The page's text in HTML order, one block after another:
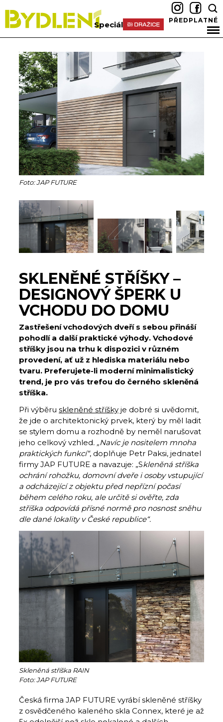
Speciál PŘEDPLATNÉ
Foto: JAP FUTURE
SKLENĚNÉ STŘÍŠKY –
DESIGNOVÝ ŠPERK U
VCHODU DO DOMU
Zastřešení vchodových dveří s sebou přináší
pohodlí a další praktické výhody. Vchodové
stříšky jsou na trhu k dispozici v různém
provedení, ať už z hlediska materiálu nebo
tvaru. Preferujete-li moderní minimalistický
trend, je pro vás trefou do černého skleněná
stříška.
Při výběru skleněné stříšky je dobré si uvědomit,
že jde o architektonický prvek, který by měl ladit
se stylem domu a rozhodně by neměl narušovat
jeho celkový vzhled. „Navíc je nositelem mnoha
praktických funkcí“, doplňuje Petr Paksi, jednatel
firmy JAP FUTURE a navazuje: „Skleněná stříška
ochrání rohožku, domovní dveře i osoby vstupující
a odcházející z objektu před nepřízní počasí
během celého roku, ale určitě si ověřte, zda
stříška odpovídá přísné normě pro nosnost sněhu
dle dané lokality v České republice“.
Skleněná stříška RAIN
Foto: JAP FUTURE
Česká firma JAP FUTURE vyrábí skleněné stříšky
z osvědčeného kaleného skla Connex, které je až